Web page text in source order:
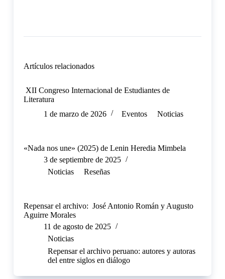
Artículos relacionados
XII Congreso Internacional de Estudiantes de
Literatura
1 de marzo de 2026
Eventos Noticias
«Nada nos une» (2025) de Lenin Heredia Mimbela
3 de septiembre de 2025
Noticias
Reseñas
Repensar el archivo: José Antonio Román y Augusto
Aguirre Morales
11 de agosto de 2025
Noticias
Repensar el archivo peruano: autores y autoras
del entre siglos en diálogo